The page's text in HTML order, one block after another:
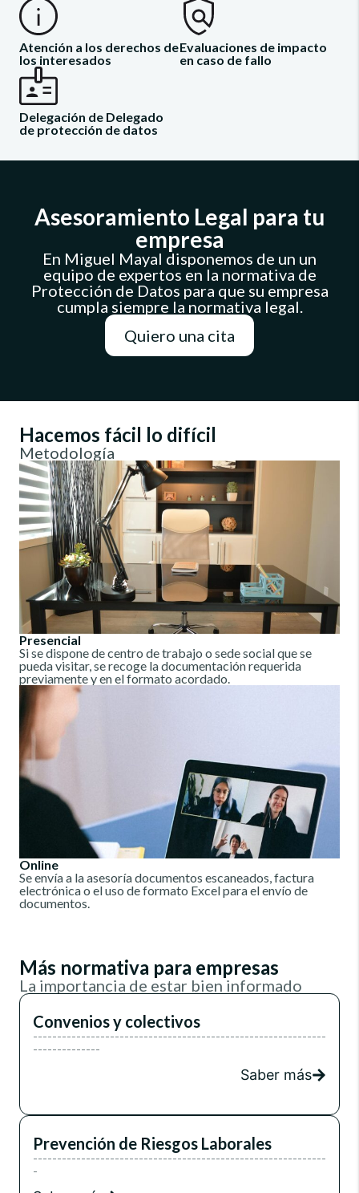
Atención a los derechos de
los interesados
Evaluaciones de impacto
en caso de fallo
Delegación de Delegado
de protección de datos
Asesoramiento Legal para tu
empresa
En Miguel Mayal disponemos de un un
equipo de expertos en la normativa de
Protección de Datos para que su empresa
cumpla siempre la normativa legal.
Quiero una cita
Hacemos fácil lo difícil
Metodología
Presencial
Si se dispone de centro de trabajo o sede social que se
pueda visitar, se recoge la documentación requerida
previamente y en el formato acordado.
Online
Se envía a la asesoría documentos escaneados, factura
electrónica o el uso de formato Excel para el envío de
documentos.
Más normativa para empresas
La importancia de estar bien informado
Convenios y colectivos
-------------------------------------------------------------
--------------
Saber más
Prevención de Riesgos Laborales
-------------------------------------------------------------
-